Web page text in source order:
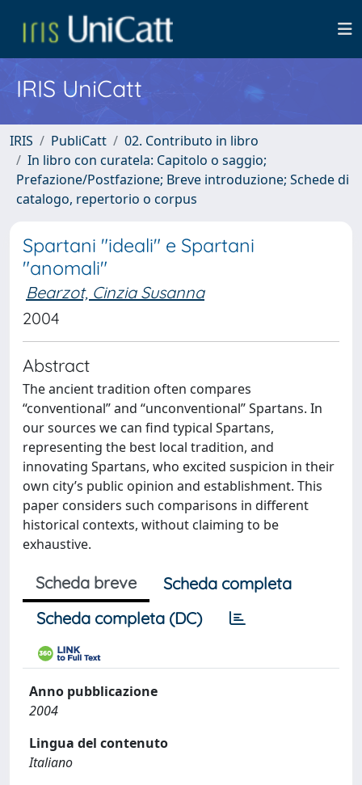
IRIS UniCatt
IRIS PubliCatt
02. Contributo in libro
In libro con curatela: Capitolo o saggio;
Prefazione/Postfazione; Breve introduzione; Schede di
catalogo, repertorio o corpus
Spartani "ideali" e Spartani
"anomali"
Bearzot, Cinzia Susanna
2004
Abstract
The ancient tradition often compares
“conventional” and “unconventional” Spartans. In
our sources we can find typical Spartans,
representing the best local tradition, and
innovating Spartans, who excited suspicion in their
own city’s public opinion and establishment. This
paper considers such comparisons in different
historical contexts, without claiming to be
exhaustive.
Scheda breve
Scheda completa
Scheda completa (DC)
Anno pubblicazione
2004
Lingua del contenuto
Italiano